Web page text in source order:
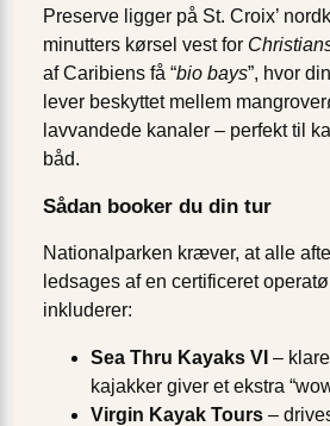
Preserve ligger på St. Croix’
minutters kørsel vest for
af Caribiens få “bio bays”, hvor
lever beskyttet mellem
lavvandede kanaler – perfekt til
båd.
Sådan booker du din tur
Nationalparken kræver, at alle
ledsages af en certificeret
inkluderer:
Sea Thru Kayaks VI – klare
kajakker giver et ekstra
Virgin Kayak Tours –